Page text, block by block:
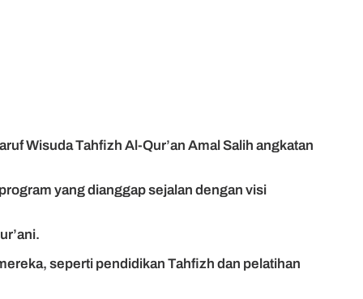
Wisuda Tahfizh Al-Qur’an Amal Salih angkatan
yang dianggap sejalan dengan visi
seperti pendidikan Tahfizh dan pelatihan